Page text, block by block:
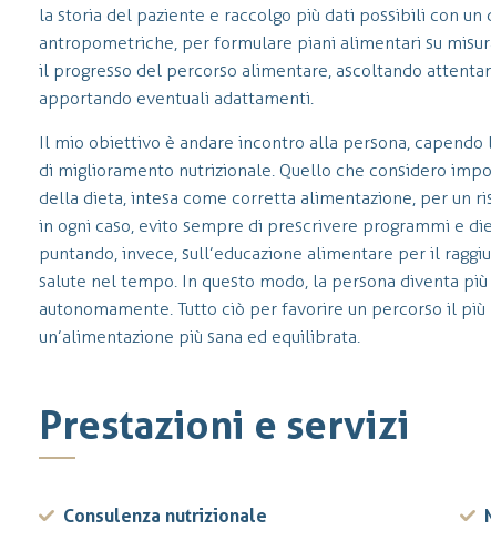
la storia del paziente e raccolgo più dati possibili con un
antropometriche, per formulare piani alimentari su
il progresso del percorso alimentare, ascoltando
apportando eventuali adattamenti.
Il mio obiettivo è andare incontro alla persona,
di miglioramento nutrizionale. Quello che considero
della dieta, intesa come corretta alimentazione, per un
in ogni caso, evito sempre di prescrivere programmi e
puntando, invece, sull’educazione alimentare per il
salute nel tempo. In questo modo, la persona diventa
autonomamente. Tutto ciò per favorire un percorso il
un’alimentazione più sana ed equilibrata.
Prestazioni e servizi
Consulenza nutrizionale